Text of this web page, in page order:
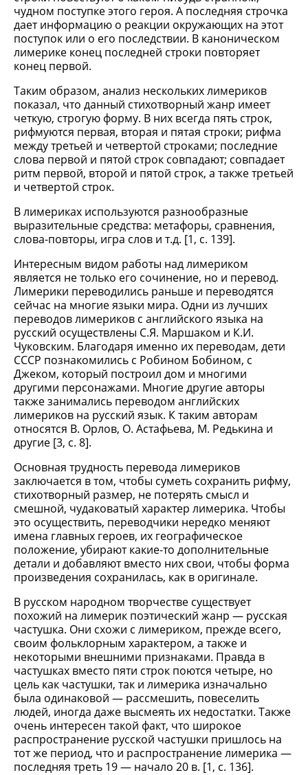
чудном поступке этого героя. А последняя строчка
дает информацию о реакции окружающих на этот
поступок или о его последствии. В каноническом
лимерике конец последней строки повторяет
конец первой.
Таким образом, анализ нескольких лимериков
показал, что данный стихотворный жанр имеет
четкую, строгую форму. В них всегда пять строк,
рифмуются первая, вторая и пятая строки; рифма
между третьей и четвертой строками; последние
слова первой и пятой строк совпадают; совпадает
ритм первой, второй и пятой строк, а также третьей
и четвертой строк.
В лимериках используются разнообразные
выразительные средства: метафоры, сравнения,
слова-повторы, игра слов и т.д. [1, c. 139].
Интересным видом работы над лимериком
является не только его сочинение, но и перевод.
Лимерики переводились раньше и переводятся
сейчас на многие языки мира. Одни из лучших
переводов лимериков с английского языка на
русский осуществлены С.Я. Маршаком и К.И.
Чуковским. Благодаря именно их переводам, дети
СССР познакомились с Робином Бобином, с
Джеком, который построил дом и многими
другими персонажами. Многие другие авторы
также занимались переводом английских
лимериков на русский язык. К таким авторам
относятся В. Орлов, О. Астафьева, М. Редькина и
другие [3, c. 8].
Основная трудность перевода лимериков
заключается в том, чтобы суметь сохранить рифму,
стихотворный размер, не потерять смысл и
смешной, чудаковатый характер лимерика. Чтобы
это осуществить, переводчики нередко меняют
имена главных героев, их географическое
положение, убирают какие-то дополнительные
детали и добавляют вместо них свои, чтобы форма
произведения сохранилась, как в оригинале.
В русском народном творчестве существует
похожий на лимерик поэтический жанр — русская
частушка. Они схожи с лимериком, прежде всего,
своим фольклорным характером, а также и
некоторыми внешними признаками. Правда в
частушках вместо пяти строк поются четыре, но
цель как частушки, так и лимерика изначально
была одинаковой — рассмешить, повеселить
людей, иногда даже высмеять их недостатки. Также
очень интересен такой факт, что широкое
распространение русской частушки пришлось на
тот же период, что и распространение лимерика —
последняя треть 19 — начало 20 в. [1, c. 136].